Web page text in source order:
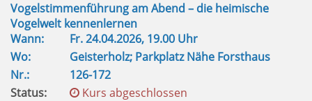
Vogelstimmenführung am Abend – die heimische
Vogelwelt kennenlernen
Wann:
Fr.24.04.2026, 19.00 Uhr
Wo:
Geisterholz; Parkplatz Nähe Forsthaus
Nr.:
126-172
Status:
Kurs abgeschlossen